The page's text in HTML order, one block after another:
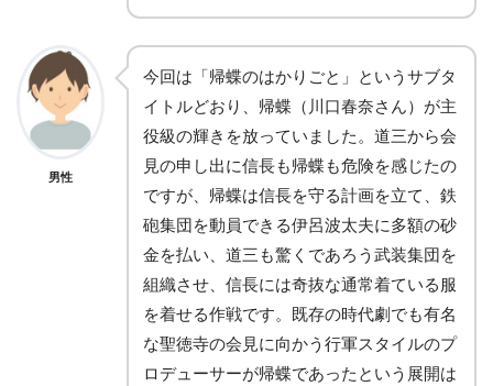
男性
今回は「帰蝶のはかりごと」というサブタ
イトルどおり、帰蝶（川口春奈さん）が主
役級の輝きを放っていました。道三から会
見の申し出に信長も帰蝶も危険を感じたの
ですが、帰蝶は信長を守る計画を立て、鉄
砲集団を動員できる伊呂波太夫に多額の砂
金を払い、道三も驚くであろう武装集団を
組織させ、信長には奇抜な通常着ている服
を着せる作戦です。既存の時代劇でも有名
な聖徳寺の会見に向かう行軍スタイルのプ
ロデューサーが帰蝶であったという展開は